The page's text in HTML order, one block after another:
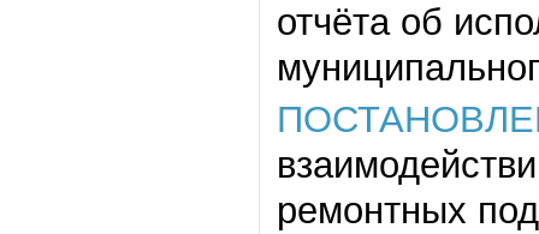
отчёта об
ремонтных